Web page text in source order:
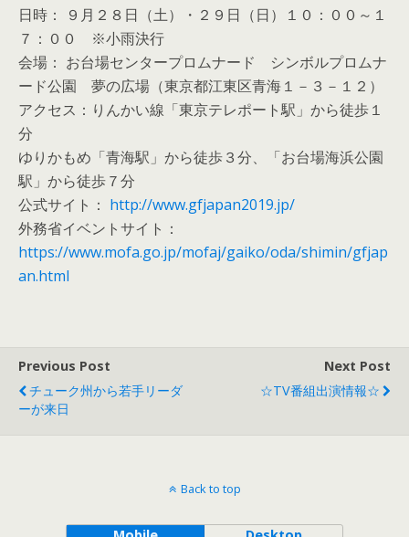
日時： ９月２８日（土）・２９日（日）１０：００～１
７：００ ※小雨決行
会場： お台場センタープロムナード シンボルプロムナ
ード公園 夢の広場（東京都江東区青海１－３－１２）
アクセス：りんかい線「東京テレポート駅」から徒歩１
分
ゆりかもめ「青海駅」から徒歩３分、「お台場海浜公園
駅」から徒歩７分
公式サイト： http://www.gfjapan2019.jp/
外務省イベントサイト：
https://www.mofa.go.jp/mofaj/gaiko/oda/shimin/gfjap
an.html
Previous Post
チューク州から若手リーダ
ーが来日
Next Post
☆TV番組出演情報☆
Back to top